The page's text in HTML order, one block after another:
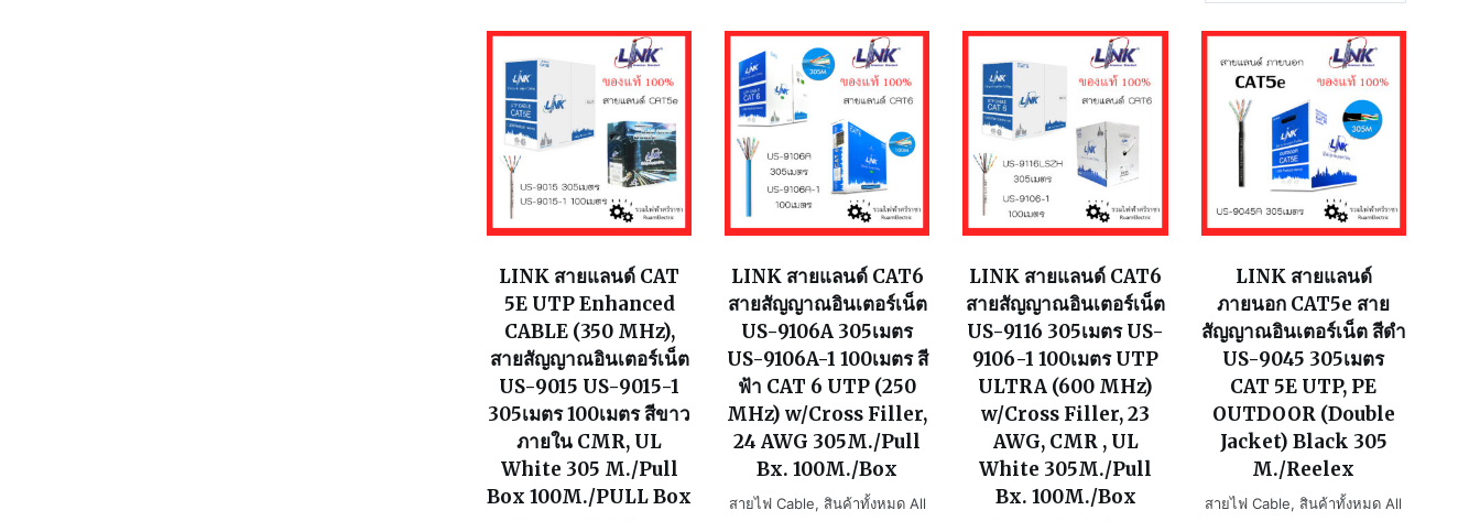
LINK สายแลนด์ CAT
5E UTP Enhanced
CABLE (350 MHz),
สายสัญญาณอินเตอร์เน็ต
US-9015 US-9015-1
305เมตร 100เมตร สีขาว
ภายใน CMR, UL
White 305 M./Pull
Box 100M./PULL Box
LINK สายแลนด์ CAT6
สายสัญญาณอินเตอร์เน็ต
US-9106A 305เมตร
US-9106A-1 100เมตร สี
ฟ้า CAT 6 UTP (250
MHz) w/Cross Filler,
24 AWG 305M./Pull
Bx. 100M./Box
สายไฟ Cable, สินค้าทั้งหมด All
LINK สายแลนด์ CAT6
สายสัญญาณอินเตอร์เน็ต
US-9116 305เมตร US-
9106-1 100เมตร UTP
ULTRA (600 MHz)
w/Cross Filler, 23
AWG, CMR , UL
White 305M./Pull
Bx. 100M./Box
LINK สายแลนด์
ภายนอก CAT5e สาย
สัญญาณอินเตอร์เน็ต สีดำ
US-9045 305เมตร
CAT 5E UTP, PE
OUTDOOR (Double
Jacket) Black 305
M./Reelex
สายไฟ Cable, สินค้าทั้งหมด All